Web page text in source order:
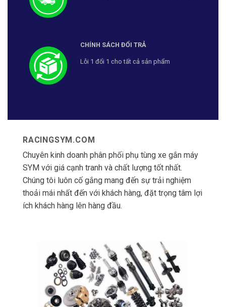
CHÍNH SÁCH ĐỔI TRẢ
Lỗi 1 đổi 1 cho tất cả sản phẩm
RACINGSYM.COM
Chuyên kinh doanh phân phối phụ tùng xe gắn máy
SYM với giá cạnh tranh và chất lượng tốt nhất.
Chúng tôi luôn cố gắng mang đến sự trải nghiệm
thoải mái nhất đến với khách hàng, đặt trọng tâm lợi
ích khách hàng lên hàng đầu.